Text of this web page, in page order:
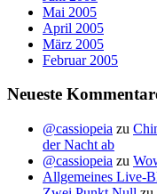
Mai 2005
April 2005
März 2005
Februar 2005
Neueste
@cassiopeia zu
der Nacht ab
@cassiopeia zu
Allgemeines Live-